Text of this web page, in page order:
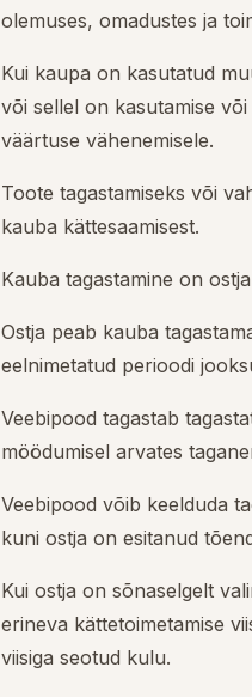
olemuses, omadustes ja
Kui kaupa on kasutatud
või sellel on kasutamise
väärtuse vähenemisele.
Toote tagastamiseks või
kauba kättesaamisest.
Kauba tagastamine on
Ostja peab kauba
eelnimetatud perioodi
Veebipood tagastab
möödumisel arvates
Veebipood võib keelduda
kuni ostja on esitanud
Kui ostja on sõnaselgelt
erineva kättetoimetamise
viisiga seotud kulu.